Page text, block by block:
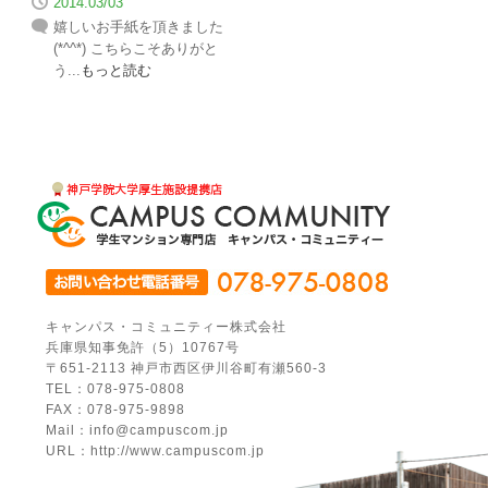
嬉しいお手紙を頂きました
(*^^*) こちらこそありがと
う... もっと読む
キャンパス・コミュニティー株式会社
兵庫県知事免許（5）10767号
〒651-2113 神戸市西区伊川谷町有瀬560-3
TEL：078-975-0808
FAX：078-975-9898
Mail：info@campuscom.jp
URL：http://www.campuscom.jp